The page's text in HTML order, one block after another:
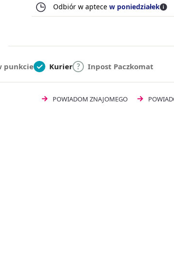
Odbiór w aptece w poniedziałek
punkcie Kurier Inpost Paczkomat
POWIADOM ZNAJOMEGO